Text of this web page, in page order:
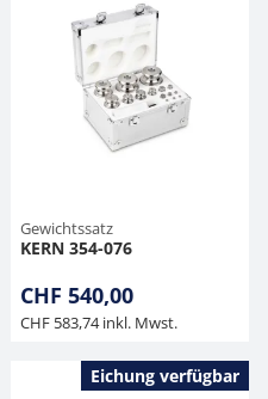
Gewichtssatz
KERN 354-076
CHF 540,00
CHF 583,74 inkl. Mwst.
Eichung verfügbar